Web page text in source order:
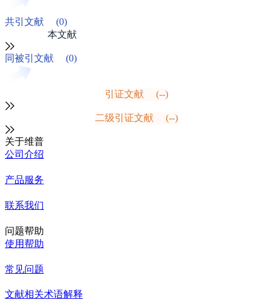
共引文献
(0)
本文献
同被引文献 (0)
引证文献 (--)
二级引证文献 (--)
关于维普
公司介绍
产品服务
联系我们
问题帮助
使用帮助
常见问题
文献相关术语解释